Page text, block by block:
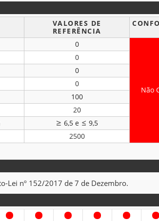
VALORES DE
REFERÊNCIA
0
Não
0
0
0
100
20
6,5 e
9,5
2500
Lei nº 152/2017 de 7 de Dezembro.